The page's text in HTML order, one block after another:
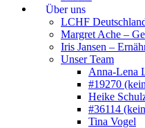
Über uns
LCHF
Margret Ache –
Iris Jansen –
Unser Team
Anna-Lena
#19270
Heike
#36114
Tina Vogel